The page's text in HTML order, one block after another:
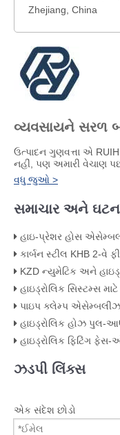
Zhejiang, China
વ્યવસાયને સરળ
ઉત્પાદન ગુણવત્તા એ
નહીં, પણ અમારી વેચાણ
વધુ જુઓ >
સમાચાર અને
હાઇ-પ્રેશર હોસ એસેમ્બલી
કાર્બન સ્ટીલ KHB 2-વે
KZD ન્યુમેટિક અને
હાઇડ્રોલિક સિસ્ટમ્સ
પાઇપ ક્લેમ્પ એસેમ્બલીઝ:
હાઇડ્રોલિક હોઝ પુલ-આઉટ
હાઇડ્રોલિક ફિટિંગ
ઝડપી લિંક્સ
એક સંદેશ છોડો